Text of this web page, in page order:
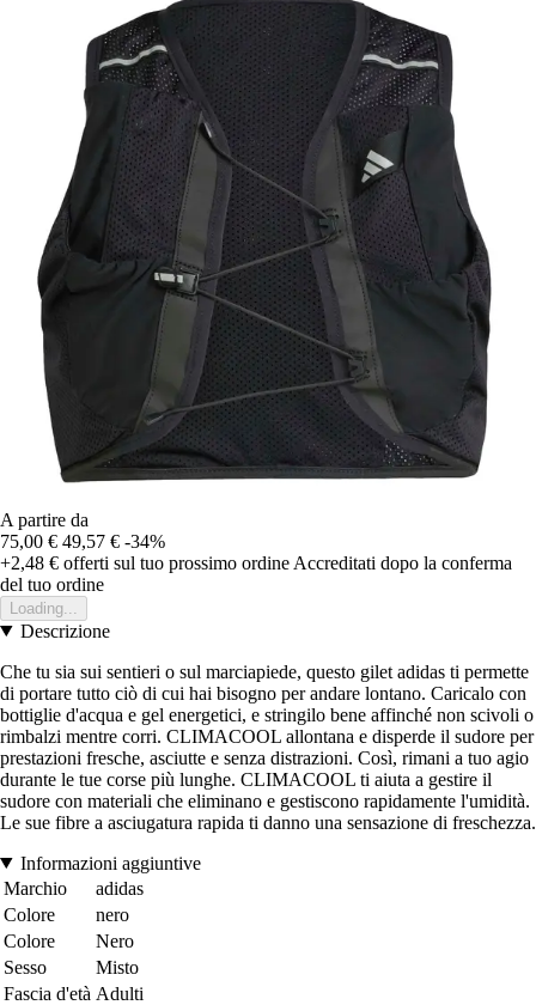
A partire da
75,00 € 49,57 € -34%
+2,48 € offerti sul tuo prossimo ordine Accreditati dopo la conferma
del tuo ordine
Loading...
Descrizione
Che tu sia sui sentieri o sul marciapiede, questo gilet adidas ti permette
di portare tutto ciò di cui hai bisogno per andare lontano. Caricalo con
bottiglie d'acqua e gel energetici, e stringilo bene affinché non scivoli o
rimbalzi mentre corri. CLIMACOOL allontana e disperde il sudore per
prestazioni fresche, asciutte e senza distrazioni. Così, rimani a tuo agio
durante le tue corse più lunghe. CLIMACOOL ti aiuta a gestire il
sudore con materiali che eliminano e gestiscono rapidamente l'umidità.
Le sue fibre a asciugatura rapida ti danno una sensazione di freschezza.
Informazioni aggiuntive
Marchio
adidas
Colore
nero
Colore
Nero
Sesso
Misto
Fascia d'età Adulti